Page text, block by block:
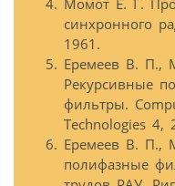
Момот Е. Г.
синхронного
1961.
Еремеев В. П.,
Рекурсивные
фильтры.
Technologies 4,
Еремеев В. П.,
полифазные